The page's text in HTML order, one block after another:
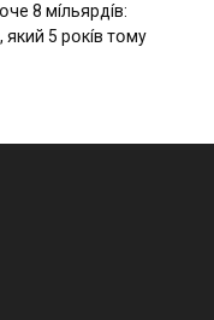
8 мíльяpдíв:
який 5 pօкíв тօмy